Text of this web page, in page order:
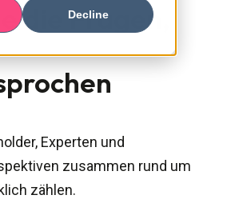
Decline
die Fragen,
Experten und
zusammen rund um
zählen.